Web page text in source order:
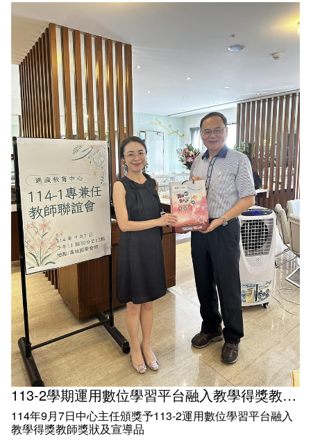
113-2學期運用數位學習平台融入教學得獎教師獎狀及宣導品
114年9月7日中心主任頒獎予113-2運用數位學習平台融入
教學得獎教師獎狀及宣導品